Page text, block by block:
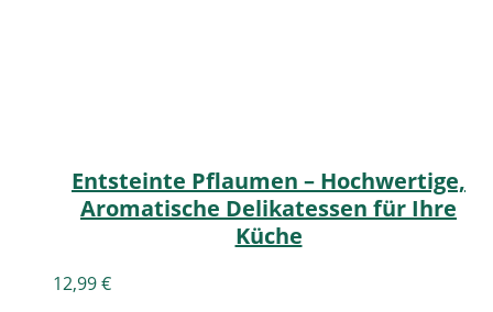
Entsteinte Pflaumen – Hochwertige,
Aromatische Delikatessen für Ihre
Küche
12,99€